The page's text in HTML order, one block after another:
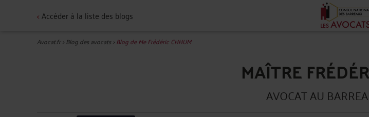
<Accéder à la liste des blogs
Avocat.fr>Blog des avocats>Blog de Me Frédéric CHHUM
MAÎTRE
AVOCAT AU